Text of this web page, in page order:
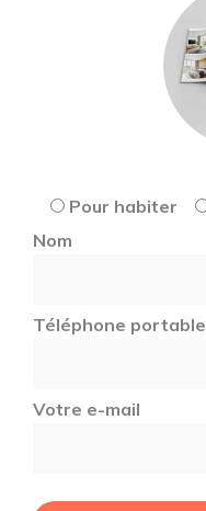
Pour habiter
Nom
Téléphone portable
Votre e-mail